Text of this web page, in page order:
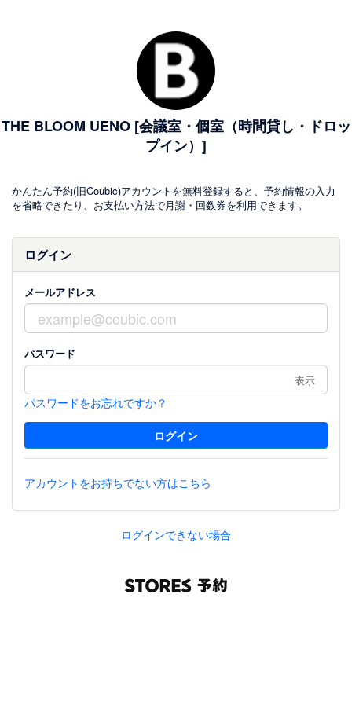
THE BLOOM UENO [会議室・個室（時間貸し・ドロッ
プイン）]
かんたん予約(旧Coubic)アカウントを無料登録すると、予約情報の入力
を省略できたり、お支払い方法で月謝・回数券を利用できます。
ログイン
メールアドレス
パスワード
表示
パスワードをお忘れですか？
アカウントをお持ちでない方はこちら
ログインできない場合